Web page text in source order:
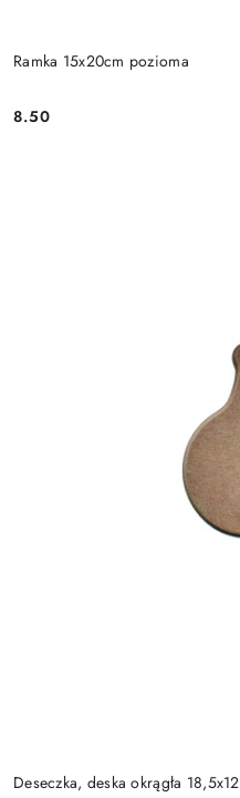
Ramka 15x20cm pozioma
Cena:
8.50
Deseczka, deska okrągła